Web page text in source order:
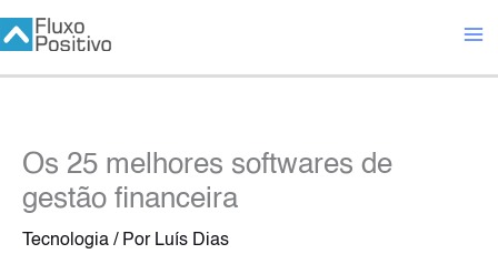
para
Os 25 melhores softwares de
gestão financeira
Tecnologia / Por Luís Dias